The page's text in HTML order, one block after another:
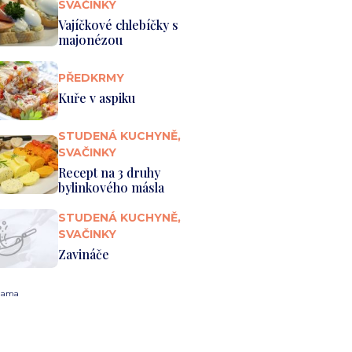
SVAČINKY
Vajíčkové chlebíčky s
majonézou
PŘEDKRMY
Kuře v aspiku
STUDENÁ KUCHYNĚ,
SVAČINKY
Recept na 3 druhy
bylinkového másla
STUDENÁ KUCHYNĚ,
SVAČINKY
Zavináče